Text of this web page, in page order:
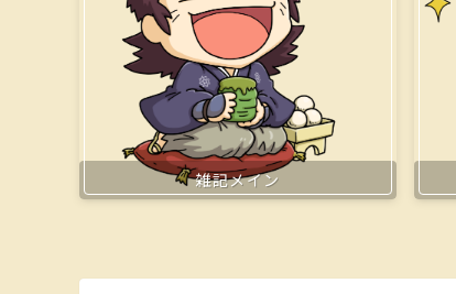
雑記メイン